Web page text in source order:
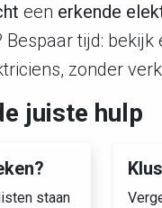
een erkende
Bespaar tijd:
zonder
juiste hulp
staan